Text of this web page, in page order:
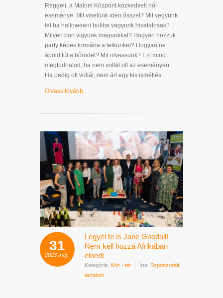
Reggeli, a Malom Központ közkedvelt női
eseménye. Mit viselünk idén ősszel? Mit vegyünk
fel ha halloweeni buliba vagyunk hivatalosak?
Milyen bort vigyünk magunkkal? Hogyan hozzuk
party képes formába a lelkünket? Hogyan ne
ápold túl a bőrödet? Mit olvassunk? Ezt mind
megtudhatod, ha nem voltál ott az eseményen.
Ha pedig ott voltál, nem árt egy kis ismétlés.
Olvass tovább
31
2023 máj.
Legyél te is Jane Goodall!
Nem kell hozzá Afrikában
élned!
Kategória: Köz - tér Írta: Szponzorált
tartalom